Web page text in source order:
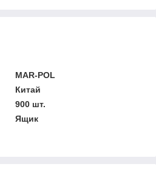
MAR-POL
Китай
900 шт.
Ящик